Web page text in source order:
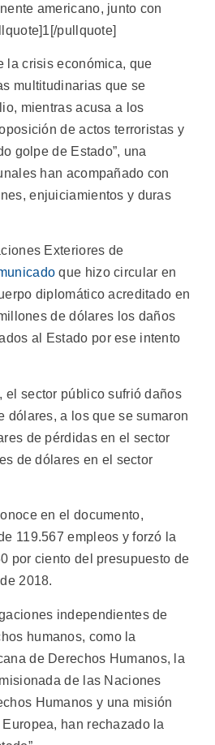
americano, junto con
pullquote]
la crisis económica, que
multitudinarias que se
mientras acusa a los
de actos terroristas y
golpe de Estado”, una
han acompañado con
enjuiciamientos y duras
Exteriores de
que hizo circular en
diplomático acreditado en
de dólares los daños
al Estado por ese intento
el sector público sufrió daños
dólares, a los que se sumaron
de pérdidas en el sector
de dólares en el sector
en el documento,
119.567 empleos y forzó la
por ciento del presupuesto de
2018.
independientes de
humanos, como la
de Derechos Humanos, la
de las Naciones
Humanos y una misión
han rechazado la